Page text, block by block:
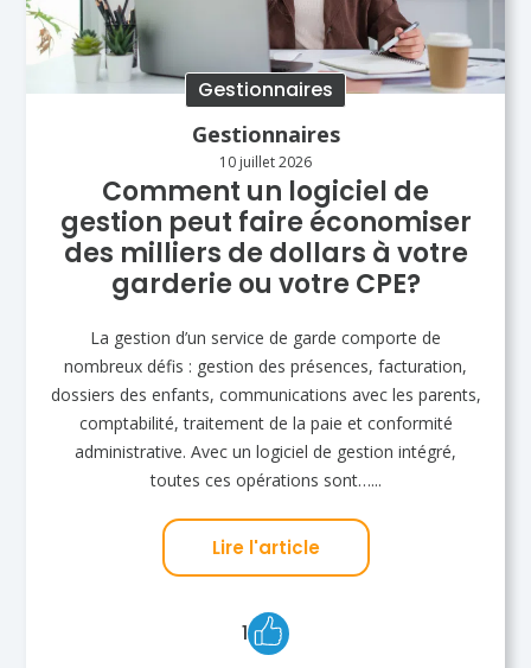
Gestionnaires
Gestionnaires
10 juillet 2026
Comment un logiciel de
gestion peut faire économiser
des milliers de dollars à votre
garderie ou votre CPE?
La gestion d’un service de garde comporte de
nombreux défis : gestion des présences, facturation,
dossiers des enfants, communications avec les parents,
comptabilité, traitement de la paie et conformité
administrative. Avec un logiciel de gestion intégré,
toutes ces opérations sont…...
Lire l'article
1